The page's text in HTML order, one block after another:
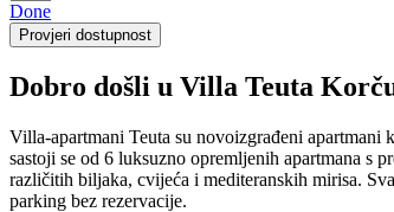
Done
Provjeri dostupnost
Dobro došli u Villa Teuta
Villa-apartmani Teuta su novoizgrađeni
sastoji se od 6 luksuzno opremljenih apartmana s
različitih biljaka, cvijeća i mediteranskih mirisa.
parking bez rezervacije.